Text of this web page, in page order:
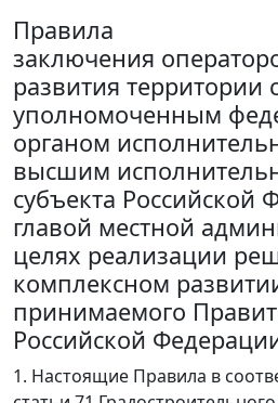
Правила
заключения
развития территории
уполномоченным
органом
высшим
субъекта Российской
главой местной
целях реализации
комплексном
принимаемого
Российской
1. Настоящие Правила в